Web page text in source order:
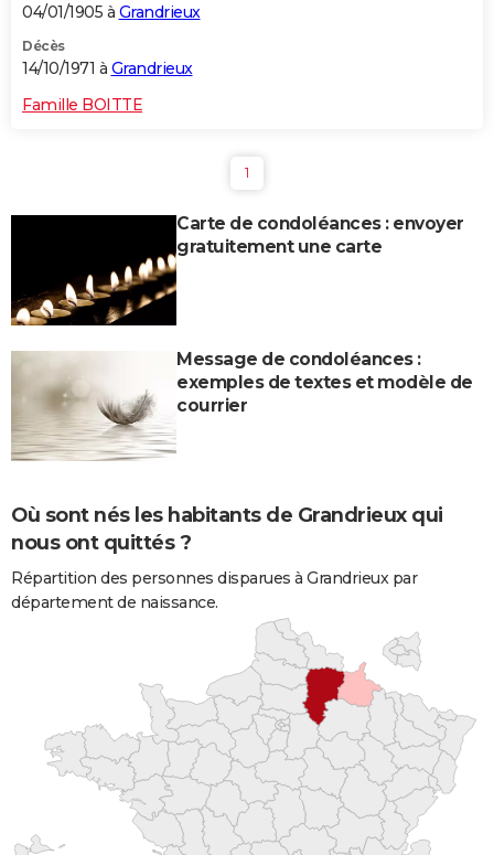
04/01/1905 à Grandrieux
Décès
14/10/1971 à Grandrieux
Famille BOITTE
1
Carte de condoléances : envoyer
gratuitement une carte
Message de condoléances :
exemples de textes et modèle de
courrier
Où sont nés les habitants de Grandrieux qui
nous ont quittés ?
Répartition des personnes disparues à Grandrieux par
département de naissance.